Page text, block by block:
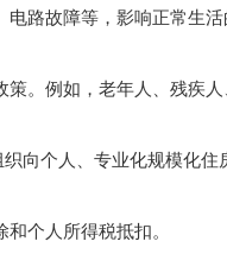
路故障等，影响正常生
。例如，老年人、残疾
向个人、专业化规模化
个人所得税抵扣。